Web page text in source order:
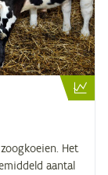
Het
aantal